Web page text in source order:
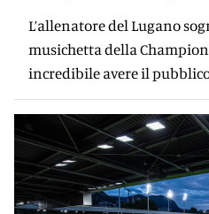
L’allenatore del Lugano
musichetta della
incredibile avere il